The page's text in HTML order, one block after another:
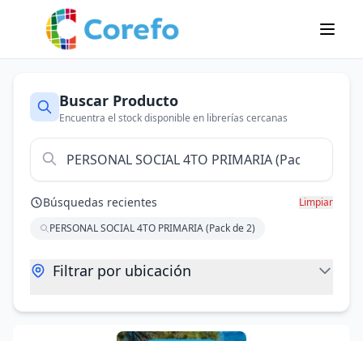
Buscar Producto
Encuentra el stock disponible en librerías cercanas
Búsquedas recientes
Limpiar
PERSONAL SOCIAL 4TO PRIMARIA (Pack de 2)
Filtrar por ubicación